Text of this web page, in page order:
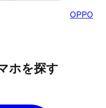
OPPO
ホを探す